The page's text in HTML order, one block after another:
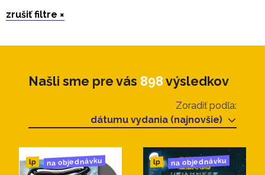
zrušiť filtre ×
Našli sme pre vás 898 výsledkov
Zoradiť podľa:
dátumu vydania (najnovšie)
lp na objednávku lp na objednávku